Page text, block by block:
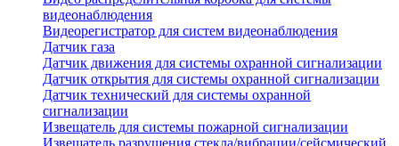
видеонаблюдения
Видеорегистратор для систем видеонаблюдения
Датчик газа
Датчик движения для системы охранной сигнализации
Датчик открытия для системы охранной сигнализации
Датчик технический для системы охранной
сигнализации
Извещатель для системы пожарной сигнализации
Извещатель разрушения стекла/вибрации/сейсмический